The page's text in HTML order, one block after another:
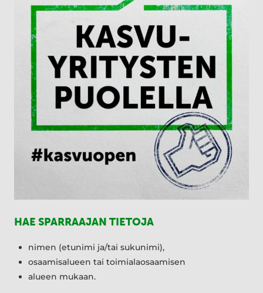
HAE SPARRAAJAN TIETOJA
nimen (etunimi ja/tai sukunimi),
osaamisalueen tai toimialaosaamisen
alueen mukaan.